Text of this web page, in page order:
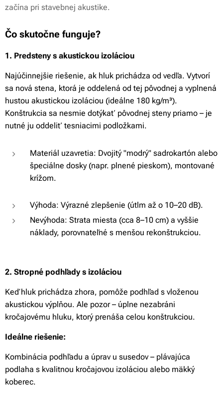
začína pri stavebnej akustike.
Čo skutočne funguje?
1. Predsteny s akustickou izoláciou
Najúčinnejšie riešenie, ak hluk prichádza od vedľa. Vytvorí
sa nová stena, ktorá je oddelená od tej pôvodnej a vyplnená
hustou akustickou izoláciou (ideálne 180 kg/m³).
Konštrukcia sa nesmie dotýkať pôvodnej steny priamo – je
nutné ju oddeliť tesniacimi podložkami.
Materiál uzavretia: Dvojitý "modrý" sadrokartón alebo
špeciálne dosky (napr. plnené pieskom), montované
krížom.
Výhoda: Výrazné zlepšenie (útlm až o 10–20 dB).
Nevýhoda: Strata miesta (cca 8–10 cm) a vyššie
náklady, porovnateľné s menšou rekonštrukciou.
2. Stropné podhľady s izoláciou
Keď hluk prichádza zhora, pomôže podhľad s vloženou
akustickou výplňou. Ale pozor – úplne nezabráni
kročajovému hluku, ktorý prenáša celou konštrukciou.
Ideálne riešenie:
Kombinácia podhľadu a úprav u susedov – plávajúca
podlaha s kvalitnou kročajovou izoláciou alebo mäkký
koberec.